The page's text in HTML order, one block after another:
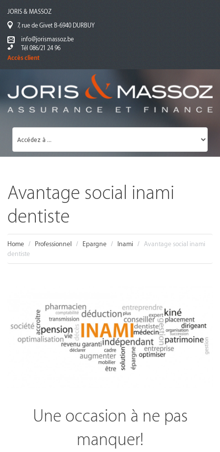
JORIS & MASSOZ
7, rue de Givet B-6940 DURBUY
info@jorismassoz.be
Tél 086/21 24 96
Accès client
Avantage social inami
dentiste
Home Professionnel Epargne Inami
Avantage social inami
dentiste
Une occasion à ne pas
manquer!